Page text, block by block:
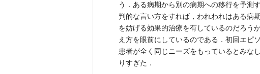
う．ある病期から別の病期への移行を予
判的な言い方をすれば，われわれはある病
を妨げる効果的治療を有しているのだろ
え方を眼前にしているのである．初回エピ
患者が全く同じニーズをもっているとみな
りすぎた．